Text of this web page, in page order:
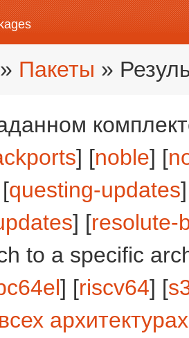
» Пакеты »
] [noble] [
questing-updates
] [resolute-
to a specific
] [riscv64] [
всех архитектурах